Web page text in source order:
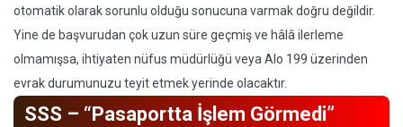
otomatik olarak sorunlu olduğu sonucuna varmak doğru değildir.
Yine de başvurudan çok uzun süre geçmiş ve hâlâ ilerleme
olmamışsa, ihtiyaten nüfus müdürlüğü veya Alo 199 üzerinden
evrak durumunuzu teyit etmek yerinde olacaktır.
SSS – “Pasaportta İşlem Görmedi”